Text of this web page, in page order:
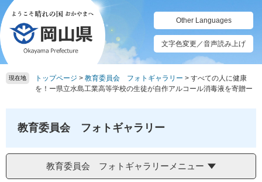
ペ
ー
ジ
の
先
頭
メ
ニ
ュ
ー
を
飛
Other Languages
文字色変更／音声読み上げ
現在地 トップページ > 教育委員会 フォトギャラリー > すべての人に健康
を！ー県立水島工業高等学校の生徒が自作アルコール消毒液を寄贈ー
教育委員会 フォトギャラリー
教育委員会 フォトギャラリーメニュー